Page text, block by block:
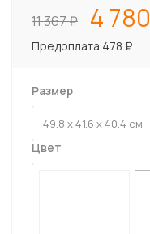
11 367 4 780
Предоплата 478 ₽
Размер
Цвет